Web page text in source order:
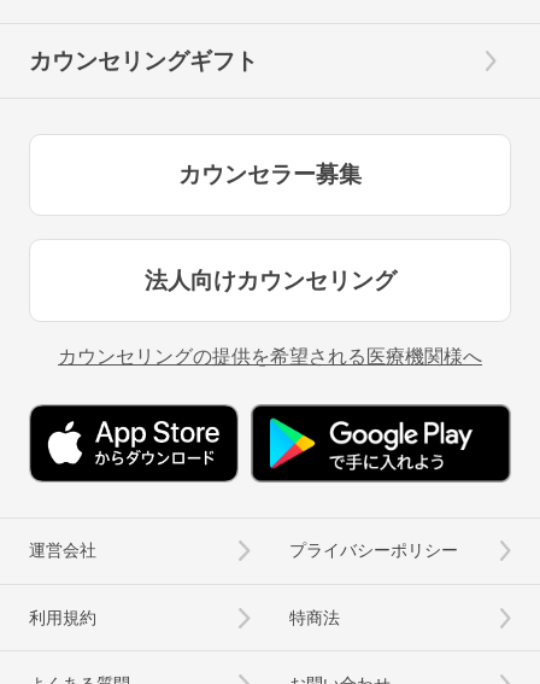
カウンセリングギフト
カウンセラー募集
法人向けカウンセリング
カウンセリングの提供を希望される医療機関様へ
運営会社 プライバシーポリシー
利用規約 特商法